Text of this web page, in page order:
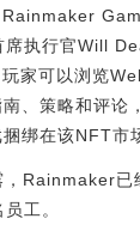
Rainmaker
执行官Will
家可以浏览
、策略和评论
绑在该NFT市
Rainmaker已
工。